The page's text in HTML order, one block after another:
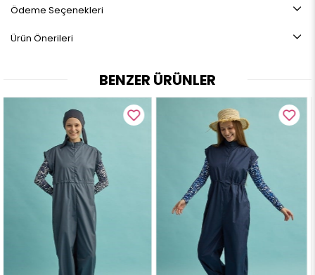
Ödeme Seçenekleri
Ürün Önerileri
BENZER ÜRÜNLER